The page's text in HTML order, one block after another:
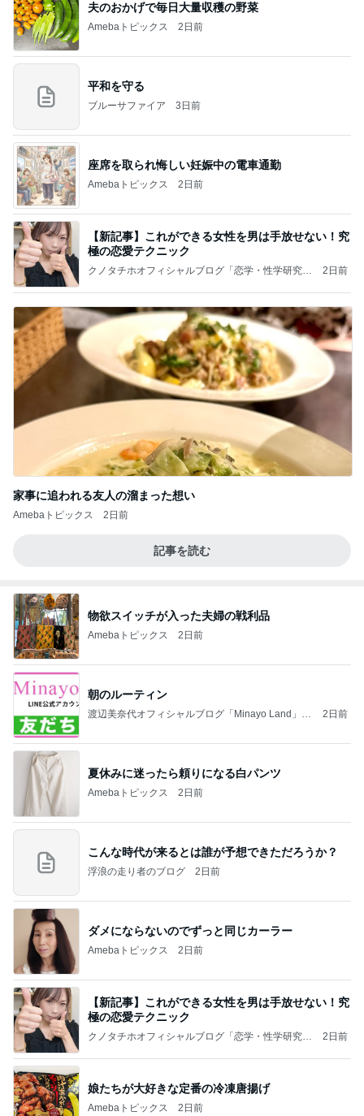
夫のおかげで毎日大量収穫の野菜
Amebaトピックス 2日前
平和を守る
ブルーサファイア 3日前
座席を取られ悔しい妊娠中の電車通勤
Amebaトピックス 2日前
【新記事】これができる女性を男は手放せない！究
極の恋愛テクニック
クノタチホオフィシャルブログ「恋学・性学研究
2日前
家事に追われる友人の溜まった想い
Amebaトピックス 2日前
記事を読む
物欲スイッチが入った夫婦の戦利品
Amebaトピックス 2日前
朝のルーティン
渡辺美奈代オフィシャルブログ「Minayo Land」P
2日前
夏休みに迷ったら頼りになる白パンツ
Amebaトピックス 2日前
こんな時代が来るとは誰が予想できただろうか？
浮浪の走り者のブログ 2日前
ダメにならないのでずっと同じカーラー
Amebaトピックス 2日前
【新記事】これができる女性を男は手放せない！究
極の恋愛テクニック
クノタチホオフィシャルブログ「恋学・性学研究
2日前
娘たちが大好きな定番の冷凍唐揚げ
Amebaトピックス 2日前